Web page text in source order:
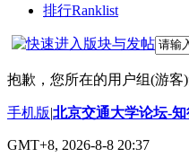
排行Ranklist
抱歉，您所在的用户组(游客
手机版|北京交通大学论坛-
GMT+8, 2026-8-8 20:37